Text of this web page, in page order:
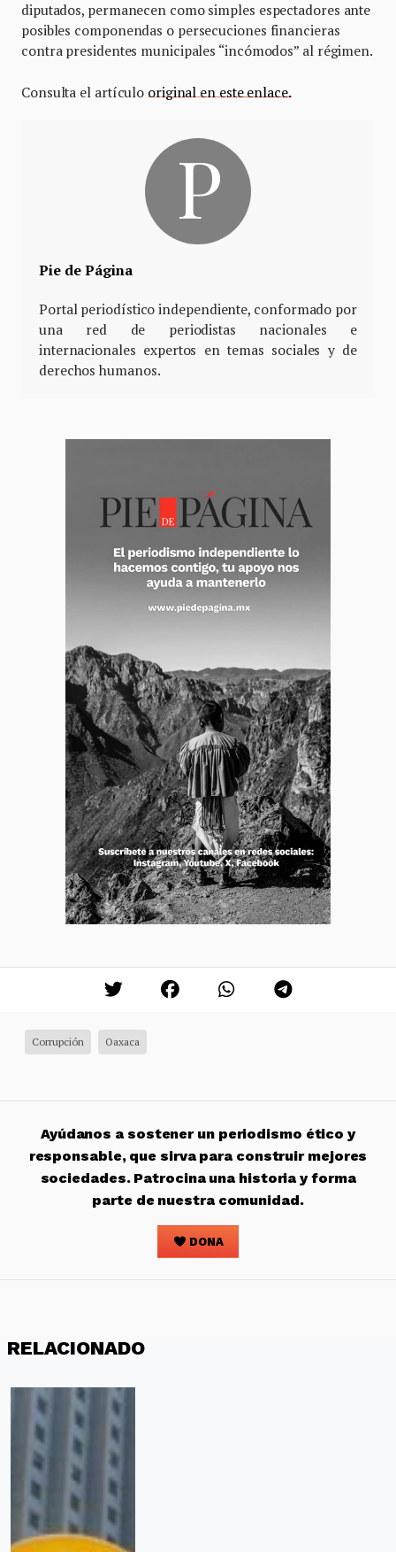
diputados, permanecen como simples espectadores ante
posibles componendas o persecuciones financieras
contra presidentes municipales “incómodos” al régimen.
Consulta el artículooriginal en este enlace.
Pie de Página
Portal periodístico independiente, conformado por
una red de periodistas nacionales e
internacionales expertos en temas sociales y de
derechos humanos.
Corrupción Oaxaca
Ayúdanos a sostener un periodismo ético y
responsable, que sirva para construir mejores
sociedades. Patrocina una historia y forma
parte de nuestra comunidad.
DONA
RELACIONADO